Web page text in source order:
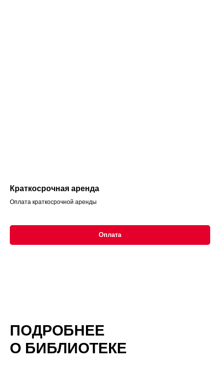
Краткосрочная аренда
Оплата краткосрочной аренды
Оплата
ПОДРОБНЕЕ
О БИБЛИОТЕКЕ